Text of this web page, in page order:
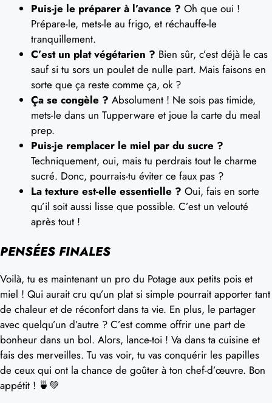
Puis-je le préparer à l’avance ? Oh que oui !
Prépare-le, mets-le au frigo, et réchauffe-le
tranquillement.
C’est un plat végétarien ? Bien sûr, c’est déjà le cas
sauf si tu sors un poulet de nulle part. Mais faisons en
sorte que ça reste comme ça, ok ?
Ça se congèle ? Absolument ! Ne sois pas timide,
mets-le dans un Tupperware et joue la carte du meal
prep.
Puis-je remplacer le miel par du sucre ?
Techniquement, oui, mais tu perdrais tout le charme
sucré. Donc, pourrais-tu éviter ce faux pas ?
La texture est-elle essentielle ? Oui, fais en sorte
qu’il soit aussi lisse que possible. C’est un velouté
après tout !
PENSÉES FINALES
Voilà, tu es maintenant un pro du Potage aux petits pois et
miel ! Qui aurait cru qu’un plat si simple pourrait apporter tant
de chaleur et de réconfort dans ta vie. En plus, le partager
avec quelqu’un d’autre ? C’est comme offrir une part de
bonheur dans un bol. Alors, lance-toi ! Va dans ta cuisine et
fais des merveilles. Tu vas voir, tu vas conquérir les papilles
de ceux qui ont la chance de goûter à ton chef-d’œuvre. Bon
appétit ! 🍵💚